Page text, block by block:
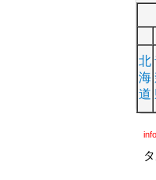
北
海
道
info